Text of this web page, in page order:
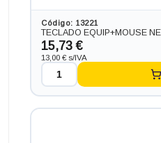
Ordenador HP PC HP SLIM ¡7
procesador INTEL CORE I7 -
Generación), memoria DDR4,
Código: 13221
TECLADO EQUIP+MOUSE
15,73 €
13,00 € s/IVA